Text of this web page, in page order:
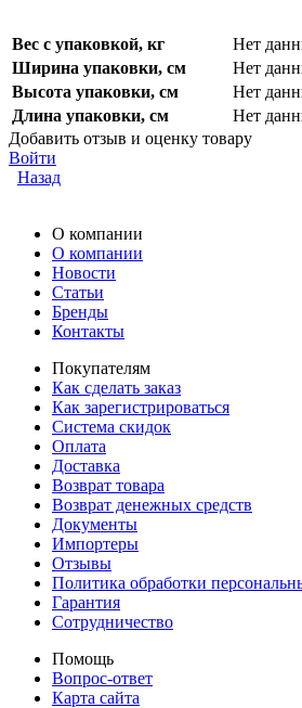
Вес с упаковкой, кг
Нет
Ширина упаковки, см
Нет
Высота упаковки, см
Нет
Длина упаковки, см
Нет
Добавить отзыв и оценку товару
Войти
Назад
О компании
О компании
Новости
Статьи
Бренды
Контакты
Покупателям
Как сделать заказ
Как зарегистрироваться
Система скидок
Оплата
Доставка
Возврат товара
Возврат денежных средств
Документы
Импортеры
Отзывы
Политика обработки
Гарантия
Сотрудничество
Помощь
Вопрос-ответ
Карта сайта